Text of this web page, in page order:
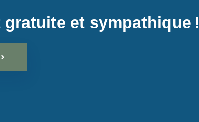
et sympathique !